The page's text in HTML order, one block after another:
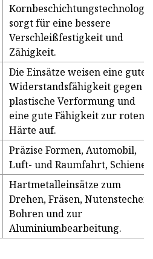
Kornbeschichtungstechnologie
sorgt für eine bessere
Verschleißfestigkeit und
Zähigkeit.
Die Einsätze weisen eine gute
Widerstandsfähigkeit gegen
plastische Verformung und
eine gute Fähigkeit zur roten
Härte auf.
Präzise Formen, Automobil,
Luft- und Raumfahrt, Schiene.
Hartmetalleinsätze zum
Drehen, Fräsen, Nutenstechen,
Bohren und zur
Aluminiumbearbeitung.